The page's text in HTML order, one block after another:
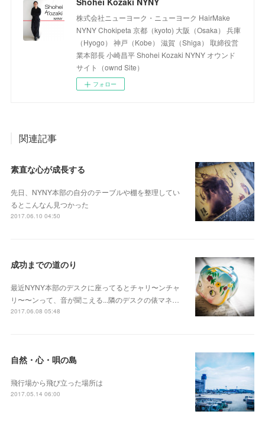
株式会社ニューヨーク・ニューヨーク HairMake
NYNY Chokipeta 京都（kyoto) 大阪（Osaka） 兵庫
（Hyogo） 神戸（Kobe） 滋賀（Shiga） 取締役営
業本部長 小崎昌平 Shohei Kozaki NYNY オウンド
サイト（ownd Site）
フォロー
関連記事
素直な心が成長する
先日、NYNY本部の自分のテーブルや棚を整理してい
るとこんなん見つかった
2017.06.10 04:50
成功までの道のり
最近NYNY本部のデスクに座ってるとチャリ〜ンチャ
リ〜〜ンって、音が聞こえる...隣のデスクの俵マネ…
2017.06.08 05:48
自然・心・唄の島
飛行場から飛び立った場所は
2017.05.14 06:00